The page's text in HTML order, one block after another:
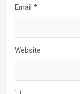
Email *
Website